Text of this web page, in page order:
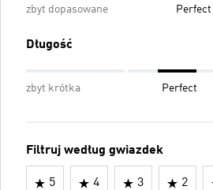
zbyt dopasowane Perfect
Długość
zbyt krótka Perfect
Filtruj według gwiazdek
5 4 3 2